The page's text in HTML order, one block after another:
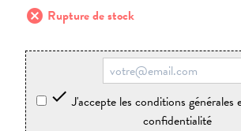
cancel Rupture de stock
 J'accepte les conditions
confidentialité